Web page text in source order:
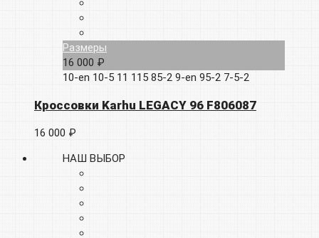
Размеры
16 000 ₽
10-en 10-5 11 115 85-2 9-en 95-2 7-5-2
Кроссовки Karhu LEGACY 96 F806087
16 000 ₽
НАШ ВЫБОР